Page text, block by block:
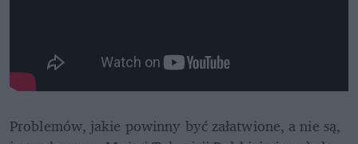
Problemów, jakie powinny być załatwione, a nie są,